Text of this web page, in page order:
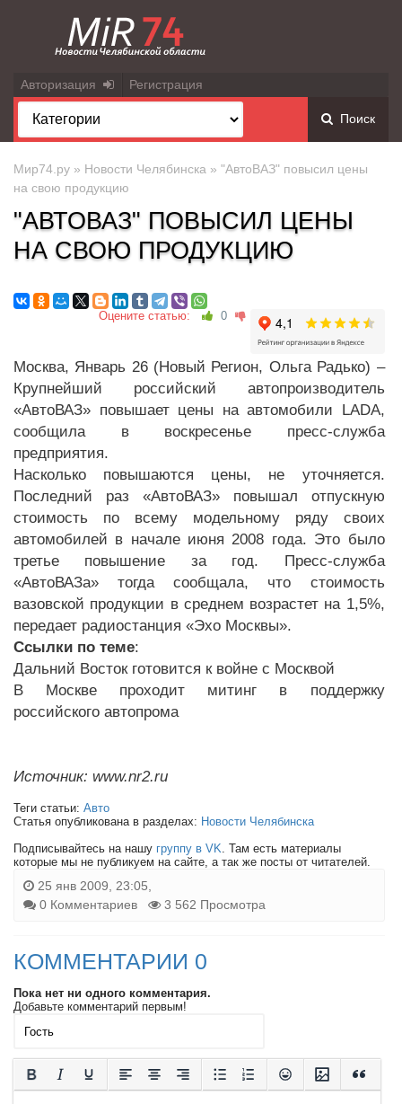
Авторизация Регистрация
Поиск
Мир74.ру » Новости Челябинска » "АвтоВАЗ" повысил цены
на свою продукцию
"АВТОВАЗ" ПОВЫСИЛ ЦЕНЫ
НА СВОЮ ПРОДУКЦИЮ
Оцените статью: 0
Москва, Январь 26 (Новый Регион, Ольга Радько) –
Крупнейший российский автопроизводитель
«АвтоВАЗ» повышает цены на автомобили LADA,
сообщила в воскресенье пресс-служба
предприятия.
Насколько повышаются цены, не уточняется.
Последний раз «АвтоВАЗ» повышал отпускную
стоимость по всему модельному ряду своих
автомобилей в начале июня 2008 года. Это было
третье повышение за год. Пресс-служба
«АвтоВАЗа» тогда сообщала, что стоимость
вазовской продукции в среднем возрастет на 1,5%,
передает радиостанция «Эхо Москвы».
Ссылки по теме:
Дальний Восток готовится к войне с Москвой
В Москве проходит митинг в поддержку
российского автопрома
Источник: www.nr2.ru
Теги статьи: Авто
Статья опубликована в разделах: Новости Челябинска
Подписывайтесь на нашу группу в VK. Там есть материалы
которые мы не публикуем на сайте, а так же посты от читателей.
25 янв 2009, 23:05,
0 Комментариев
3 562 Просмотра
КОММЕНТАРИИ 0
Пока нет ни одного комментария.
Добавьте комментарий первым!